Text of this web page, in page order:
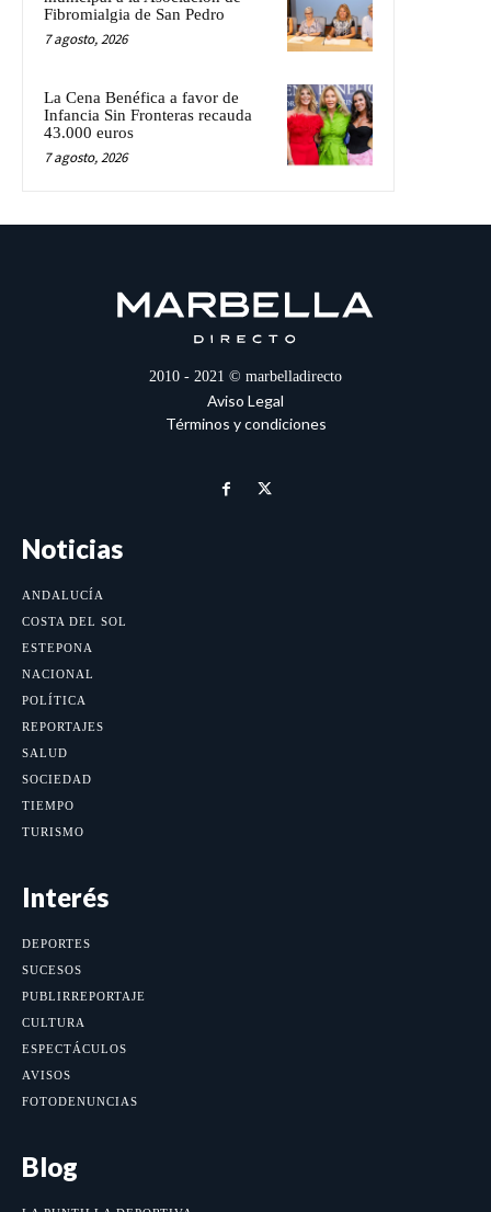
Fibromialgia de San Pedro
7 agosto, 2026
La Cena Benéfica a favor de
Infancia Sin Fronteras recauda
43.000 euros
7 agosto, 2026
2010 - 2021 © marbelladirecto
Aviso Legal
Términos y condiciones
Noticias
ANDALUCÍA
COSTA DEL SOL
ESTEPONA
NACIONAL
POLÍTICA
REPORTAJES
SALUD
SOCIEDAD
TIEMPO
TURISMO
Interés
DEPORTES
SUCESOS
PUBLIRREPORTAJE
CULTURA
ESPECTÁCULOS
AVISOS
FOTODENUNCIAS
Blog